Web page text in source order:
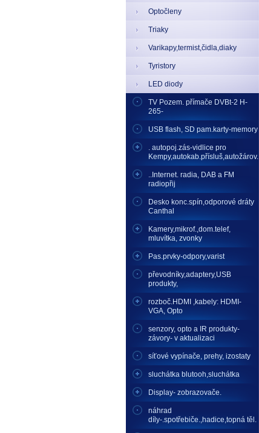
Optočleny
Triaky
Varikapy,termist,čidla,diaky
Tyristory
LED diody
TV Pozem. přímače DVBt-2 H-
265-
USB flash, SD pam.karty-memory
. autopoj.zás-vidlice pro
Kempy,autokab.přísluš,autožárov.
..Internet. radia, DAB a FM
radiopřij
Desko konc.spín,odporové dráty
Canthal
Kamery,mikrof.,dom.telef,
mluvítka, zvonky
Pas.prvky-odpory,varist
převodníky,adaptery,USB
produkty,
rozboč.HDMI ,kabely: HDMI-
VGA, Opto
senzory, opto a IR produkty-
závory- v aktualizaci
síťové vypínače, prehy, izostaty
sluchátka blutooh,sluchátka
Display- zobrazovače.
náhrad
díly-.spotřebiče.,hadice,topná těl.